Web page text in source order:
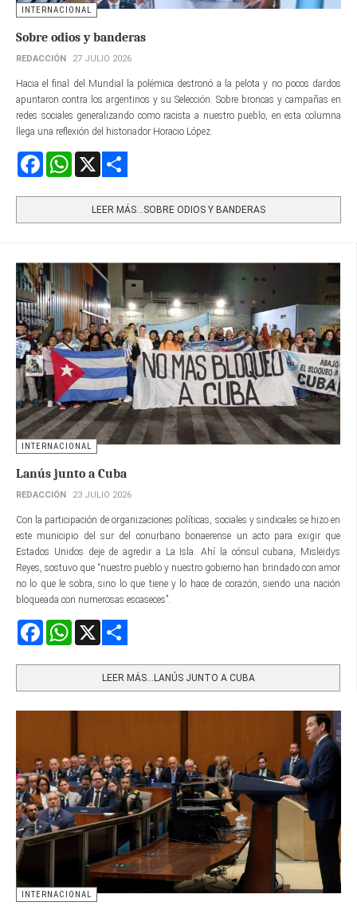
INTERNACIONAL
Sobre odios y banderas
REDACCIÓN 27 JULIO 2026
Hacia el final del Mundial la polémica destronó a la pelota y no pocos dardos
apuntaron contra los argentinos y su Selección. Sobre broncas y campañas en
redes sociales generalizando como racista a nuestro pueblo, en esta columna
llega una reflexión del historiador Horacio López.
FacebookWhatsApp
LEER MÁS…SOBRE ODIOS Y BANDERAS
INTERNACIONAL
Lanús junto a Cuba
REDACCIÓN 23 JULIO 2026
Con la participación de organizaciones políticas, sociales y sindicales se hizo en
este municipio del sur del conurbano bonaerense un acto para exigir que
Estados Unidos deje de agredir a La Isla. Ahí la cónsul cubana, Misleidys
Reyes, sostuvo que “nuestro pueblo y nuestro gobierno han brindado con amor
no lo que le sobra, sino lo que tiene y lo hace de corazón, siendo una nación
bloqueada con numerosas escaseces”.
FacebookWhatsApp
LEER MÁS…LANÚS JUNTO A CUBA
INTERNACIONAL